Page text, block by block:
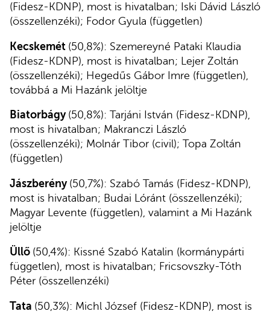
(Fidesz-KDNP), most is hivatalban; Iski Dávid László
(összellenzéki); Fodor Gyula (független)
Kecskemét (50,8%): Szemereyné Pataki Klaudia
(Fidesz-KDNP), most is hivatalban; Lejer Zoltán
(összellenzéki); Hegedűs Gábor Imre (független),
továbbá a Mi Hazánk jelöltje
Biatorbágy (50,8%): Tarjáni István (Fidesz-KDNP),
most is hivatalban; Makranczi László
(összellenzéki); Molnár Tibor (civil); Topa Zoltán
(független)
Jászberény (50,7%): Szabó Tamás (Fidesz-KDNP),
most is hivatalban; Budai Lóránt (összellenzéki);
Magyar Levente (független), valamint a Mi Hazánk
jelöltje
Üllő (50,4%): Kissné Szabó Katalin (kormánypárti
független), most is hivatalban; Fricsovszky-Tóth
Péter (összellenzéki)
Tata (50,3%): Michl József (Fidesz-KDNP), most is